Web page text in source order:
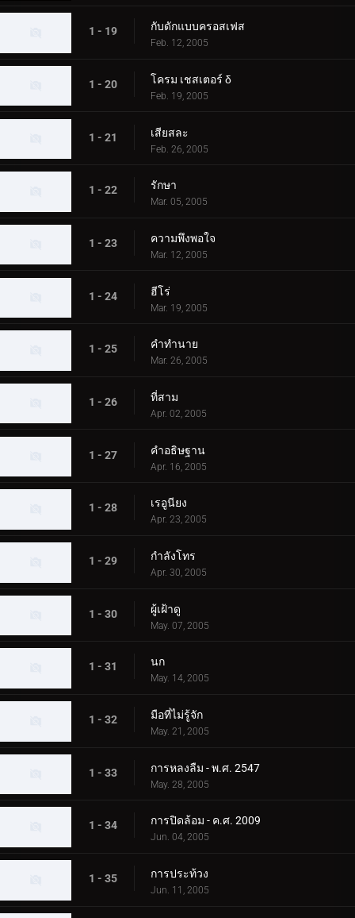
1 - 19 กับดักแบบครอสเฟส
Feb. 12, 2005
1 - 20 โครม เชสเตอร์ δ
Feb. 19, 2005
1 - 21 เสียสละ
Feb. 26, 2005
1 - 22 รักษา
Mar. 05, 2005
1 - 23 ความพึงพอใจ
Mar. 12, 2005
1 - 24 ฮีโร่
Mar. 19, 2005
1 - 25 คำทำนาย
Mar. 26, 2005
1 - 26 ที่สาม
Apr. 02, 2005
1 - 27 คำอธิษฐาน
Apr. 16, 2005
1 - 28 เรอูนียง
Apr. 23, 2005
1 - 29 กำลังโทร
Apr. 30, 2005
1 - 30 ผู้เฝ้าดู
May. 07, 2005
1 - 31 นก
May. 14, 2005
1 - 32 มือที่ไม่รู้จัก
May. 21, 2005
1 - 33 การหลงลืม - พ.ศ. 2547
May. 28, 2005
1 - 34 การปิดล้อม - ค.ศ. 2009
Jun. 04, 2005
1 - 35 การประท้วง
Jun. 11, 2005